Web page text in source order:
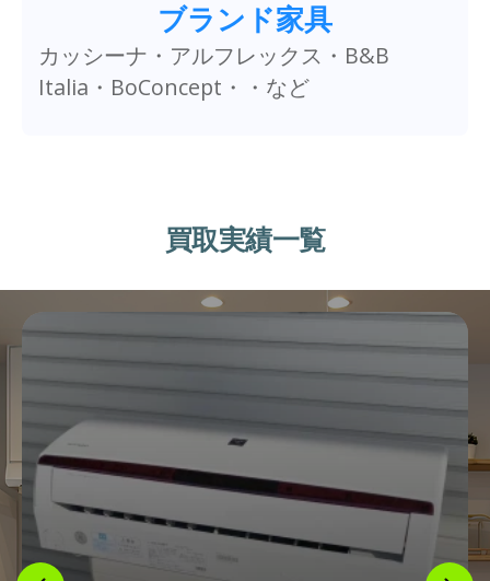
ブランド家具
カッシーナ・アルフレックス・B&B
Italia・BoConcept・・など
買取実績一覧